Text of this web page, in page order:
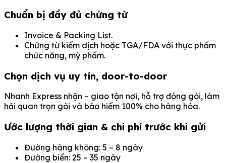
Chuẩn bị đầy đủ chứng từ
Invoice & Packing List.
Chứng từ kiểm dịch hoặc TGA/FDA với thực phẩm
chức năng, mỹ phẩm.
Chọn dịch vụ uy tín, door-to-door
Nhanh Express nhận – giao tận nơi, hỗ trợ đóng gói, làm
hải quan trọn gói và bảo hiểm 100% cho hàng hóa.
Ước lượng thời gian & chi phí trước khi gửi
Đường hàng không: 5 – 8 ngày
Đường biển: 25 – 35 ngày